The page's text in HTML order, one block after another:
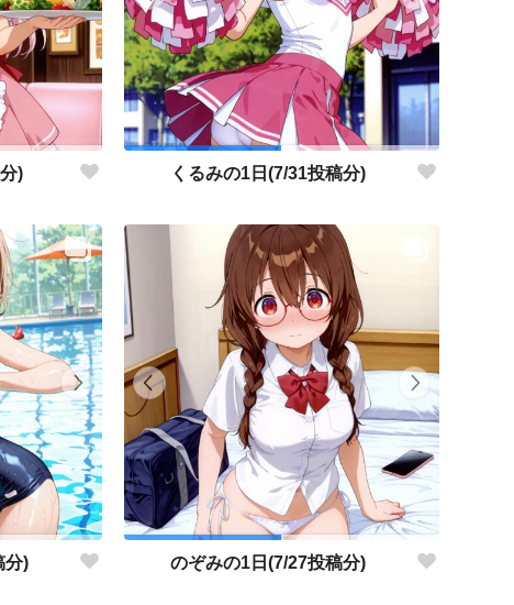
) くるみの1日(7/31投稿分)
分) のぞみの1日(7/27投稿分)